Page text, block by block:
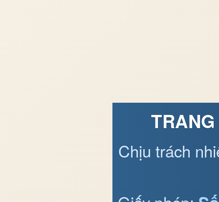
Chịu trách